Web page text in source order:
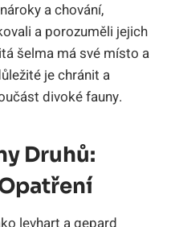
a chování,
a porozuměli jejich
šelma má své místo a
je chránit a
divoké fauny.
Druhů: